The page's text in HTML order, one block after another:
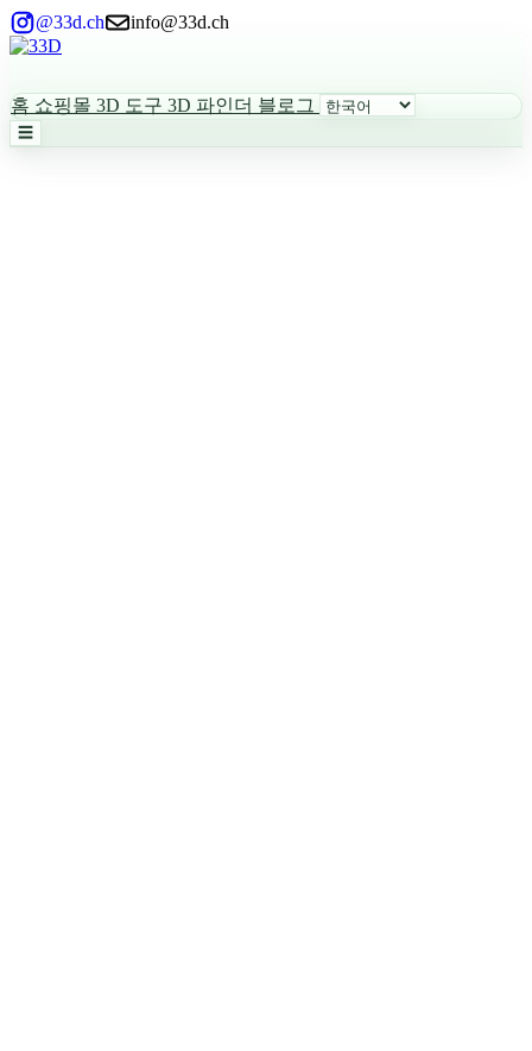
@33d.ch info@33d.ch
홈 쇼핑몰 3D 도구 3D 파인더 블로그
☰